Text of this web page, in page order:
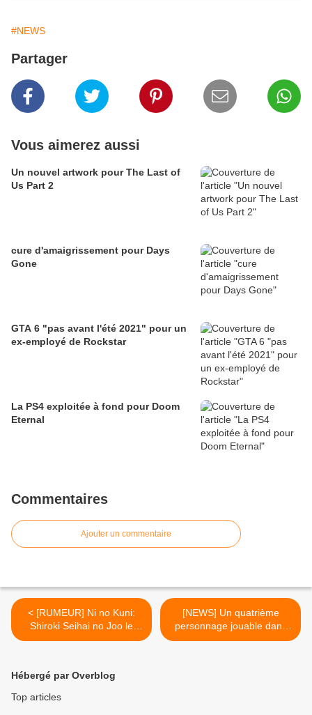
#NEWS
Partager
Vous aimerez aussi
Un nouvel artwork pour The Last of
Us Part 2
cure d'amaigrissement pour Days
Gone
GTA 6 "pas avant l'été 2021" pour un
ex-employé de Rockstar
La PS4 exploitée à fond pour Doom
Eternal
Commentaires
Ajouter un commentaire
< [RUMEUR] Ni no Kuni:
Shiroki Seihai no Joo le
RPG de LEVEL-5 change
[NEWS] Un quatrième
personnage jouable dans
Batman : Arkham City >
Hébergé par Overblog
Top articles